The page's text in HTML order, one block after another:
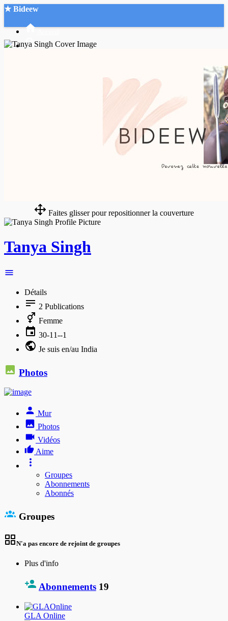
★ Bideew
Faites glisser pour repositionner la couverture
Tanya Singh
Détails
2 Publications
Femme
30-11--1
Je suis en/au India
Photos
Mur
Photos
Vidéos
Aime
Groupes
Abonnements
Abonnés
Groupes
N'a pas encore de rejoint de groupes
Plus d'info
Abonnements 19
GLA Online